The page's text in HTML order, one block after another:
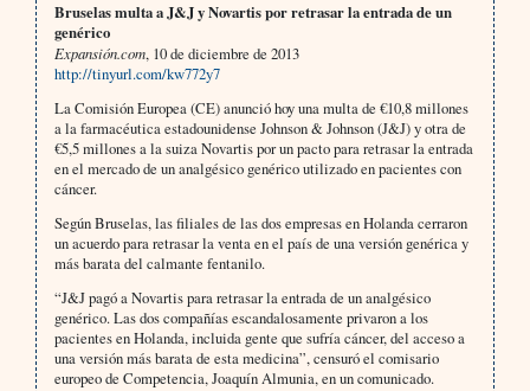
Bruselas multa a J&J y Novartis por retrasar la entrada de un
genérico
Expansión.com, 10 de diciembre de 2013
http://tinyurl.com/kw772y7
La Comisión Europea (CE) anunció hoy una multa de €10,8 millones
a la farmacéutica estadounidense Johnson & Johnson (J&J) y otra de
€5,5 millones a la suiza Novartis por un pacto para retrasar la entrada
en el mercado de un analgésico genérico utilizado en pacientes con
cáncer.
Según Bruselas, las filiales de las dos empresas en Holanda cerraron
un acuerdo para retrasar la venta en el país de una versión genérica y
más barata del calmante fentanilo.
“J&J pagó a Novartis para retrasar la entrada de un analgésico
genérico. Las dos compañías escandalosamente privaron a los
pacientes en Holanda, incluida gente que sufría cáncer, del acceso a
una versión más barata de esta medicina”, censuró el comisario
europeo de Competencia, Joaquín Almunia, en un comunicado.